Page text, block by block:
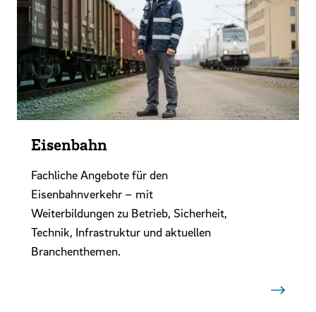
Eisenbahn
Fachliche Angebote für den
Eisenbahnverkehr – mit
Weiterbildungen zu Betrieb, Sicherheit,
Technik, Infrastruktur und aktuellen
Branchenthemen.